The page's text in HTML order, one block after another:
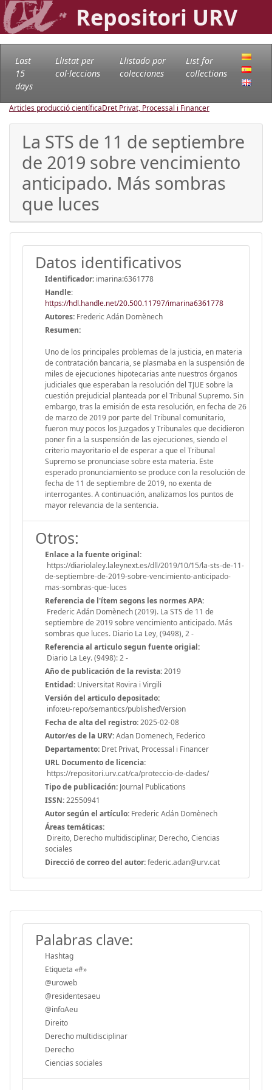
Repositori URV
Last
15
days
Llistat per
col·leccions
Llistado por
colecciones
List for
collections
Articles producció científicaDret Privat, Processal i Financer
La STS de 11 de septiembre
de 2019 sobre vencimiento
anticipado. Más sombras
que luces
Datos identificativos
Identificador: imarina:6361778
Handle:
https://hdl.handle.net/20.500.11797/imarina6361778
Autores: Frederic Adán Domènech
Resumen:
Uno de los principales problemas de la justicia, en materia
de contratación bancaria, se plasmaba en la suspensión de
miles de ejecuciones hipotecarias ante nuestros órganos
judiciales que esperaban la resolución del TJUE sobre la
cuestión prejudicial planteada por el Tribunal Supremo. Sin
embargo, tras la emisión de esta resolución, en fecha de 26
de marzo de 2019 por parte del Tribunal comunitario,
fueron muy pocos los Juzgados y Tribunales que decidieron
poner fin a la suspensión de las ejecuciones, siendo el
criterio mayoritario el de esperar a que el Tribunal
Supremo se pronunciase sobre esta materia. Este
esperado pronunciamiento se produce con la resolución de
fecha de 11 de septiembre de 2019, no exenta de
interrogantes. A continuación, analizamos los puntos de
mayor relevancia de la sentencia.
Otros:
Enlace a la fuente original:
https://diariolaley.laleynext.es/dll/2019/10/15/la-sts-de-11-
de-septiembre-de-2019-sobre-vencimiento-anticipado-
mas-sombras-que-luces
Referencia de l'ítem segons les normes APA:
Frederic Adán Domènech (2019). La STS de 11 de
septiembre de 2019 sobre vencimiento anticipado. Más
sombras que luces. Diario La Ley, (9498), 2 -
Referencia al articulo segun fuente origial:
Diario La Ley. (9498): 2 -
Año de publicación de la revista:2019
Entidad: Universitat Rovira i Virgili
Versión del articulo depositado:
info:eu-repo/semantics/publishedVersion
Fecha de alta del registro:2025-02-08
Autor/es de la URV:Adan Domenech, Federico
Departamento: Dret Privat, Processal i Financer
URL Documento de licencia:
https://repositori.urv.cat/ca/proteccio-de-dades/
Tipo de publicación: Journal Publications
ISSN:22550941
Autor según el artículo: Frederic Adán Domènech
Áreas temáticas:
Direito, Derecho multidisciplinar, Derecho, Ciencias
sociales
Direcció de correo del autor:federic.adan@urv.cat
Palabras clave:
Hashtag
Etiqueta «#»
@uroweb
@residentesaeu
@infoAeu
Direito
Derecho multidisciplinar
Derecho
Ciencias sociales